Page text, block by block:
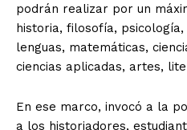
podrán realizar por un
historia, filosofía,
lenguas, matemáticas,
ciencias aplicadas, artes,
En ese marco, invocó a la
a los historiadores,